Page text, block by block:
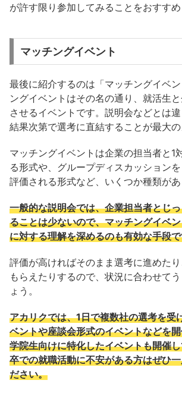
が許す限り参加してみることをおすすめ
マッチングイベント
最後に紹介するのは「マッチングイベ
ングイベントはその名の通り、就活生
させるイベントです。説明会などとは
結果次第で選考に直結することが最大の
マッチングイベントは企業の担当者と1
る形式や、グループディスカッション
評価される形式など、いくつか種類があ
一般的な説明会では、企業担当者とじ
ることは少ないので、マッチングイベ
に対する理解を深めるのも有効な手段
評価が高ければそのまま選考に進めた
もらえたりするので、状況に合わせて
ょう。
アカリクでは、1日で複数社の選考を受
ベントや座談会形式のイベントなどを
学院生向けに特化したイベントも開催
卒での就職活動に不安がある方はぜひ
ださい。